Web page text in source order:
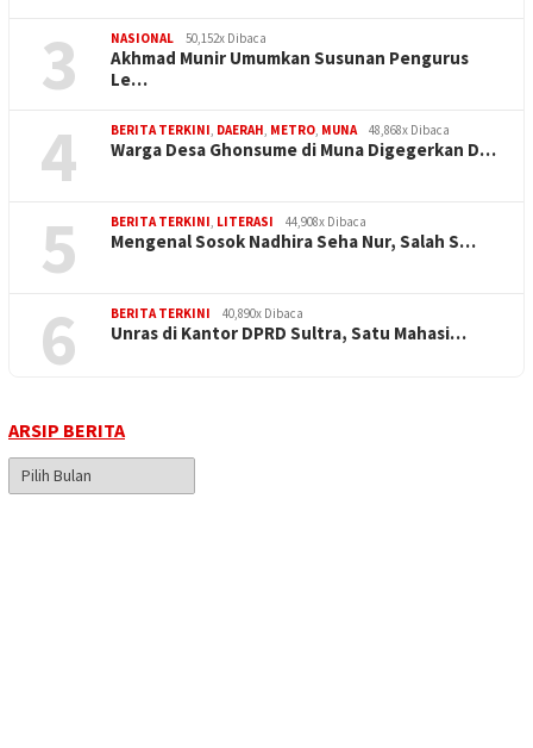
3
NASIONAL 50,152x Dibaca
Akhmad Munir Umumkan Susunan Pengurus
Le…
4 BERITA TERKINI DAERAH METRO MUNA 48,868x Dibaca
Warga Desa Ghonsume di Muna Digegerkan D…
5 BERITA TERKINI LITERASI 44,908x Dibaca
Mengenal Sosok Nadhira Seha Nur, Salah S…
6 BERITA TERKINI 40,890x Dibaca
Unras di Kantor DPRD Sultra, Satu Mahasi…
ARSIP BERITA
Arsip
Berita